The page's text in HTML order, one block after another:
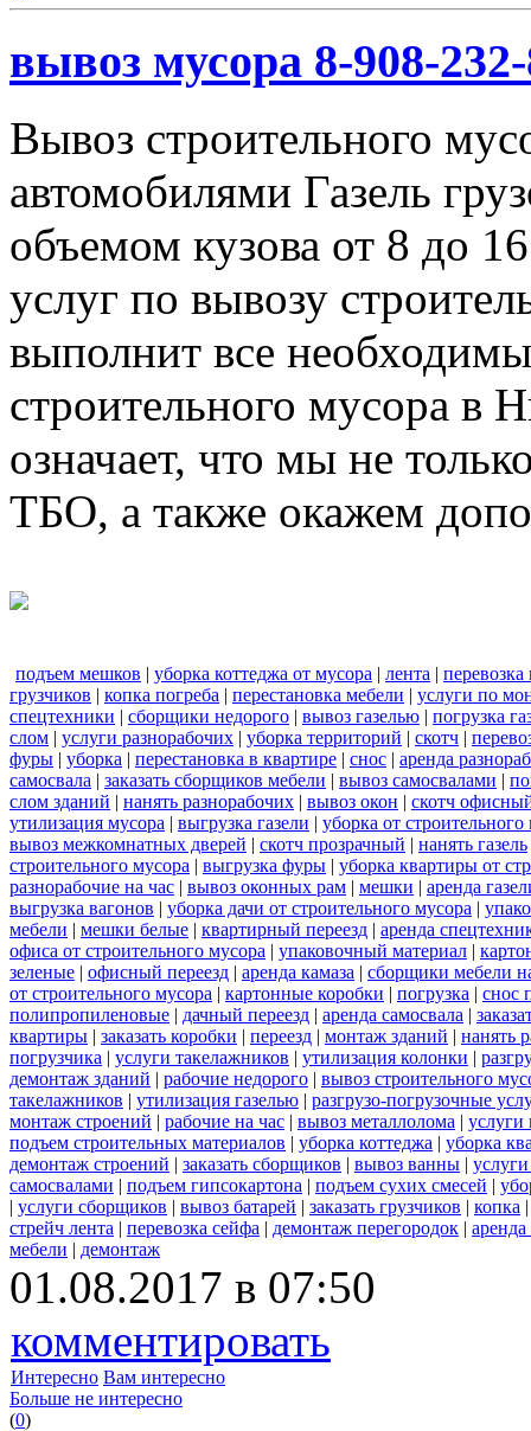
вывоз мусора 8-908-
Вывоз строительного
автомобилями Газель
объемом кузова от 8 до
услуг по вывозу
выполнит все
строительного мусора в
означает, что мы не
ТБО, а также окажем
подъем мешков | уборка коттеджа от мусора | лента |
грузчиков | копка погреба | перестановка мебели | услуги по
спецтехники | сборщики недорого | вывоз газелью | погрузка
слом | услуги разнорабочих | уборка территорий | скотч |
фуры | уборка | перестановка в квартире | снос | аренда
самосвала | заказать сборщиков мебели | вывоз самосвалами |
слом зданий | нанять разнорабочих | вывоз окон | скотч
утилизация мусора | выгрузка газели | уборка от строительного
вывоз межкомнатных дверей | скотч прозрачный | нанять газель
строительного мусора | выгрузка фуры | уборка квартиры от
разнорабочие на час | вывоз оконных рам | мешки | аренда
выгрузка вагонов | уборка дачи от строительного мусора |
мебели | мешки белые | квартирный переезд | аренда
офиса от строительного мусора | упаковочный материал |
зеленые | офисный переезд | аренда камаза | сборщики мебели
от строительного мусора | картонные коробки | погрузка | снос
полипропиленовые | дачный переезд | аренда самосвала |
квартиры | заказать коробки | переезд | монтаж зданий | нанять
погрузчика | услуги такелажников | утилизация колонки |
демонтаж зданий | рабочие недорого | вывоз строительного
такелажников | утилизация газелью | разгрузо-погрузочные
монтаж строений | рабочие на час | вывоз металлолома | услуги
подъем строительных материалов | уборка коттеджа | уборка
демонтаж строений | заказать сборщиков | вывоз ванны |
самосвалами | подъем гипсокартона | подъем сухих смесей |
| услуги сборщиков | вывоз батарей | заказать грузчиков | копка
стрейч лента | перевозка сейфа | демонтаж перегородок |
мебели | демонтаж
01.08.2017 в 07:50
комментировать
Интересно Вам интересно
Больше не интересно
(0)